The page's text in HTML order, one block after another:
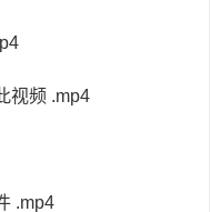
视频 .mp4
.mp4